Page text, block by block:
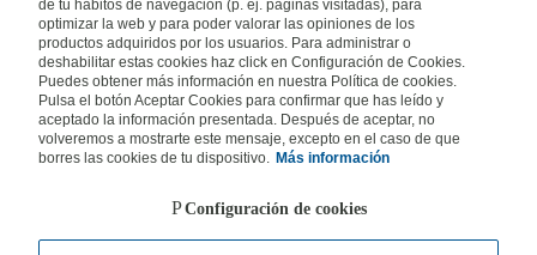
de tu hábitos de navegación (p. ej. páginas visitadas), para
optimizar la web y para poder valorar las opiniones de los
productos adquiridos por los usuarios. Para administrar o
deshabilitar estas cookies haz click en Configuración de Cookies.
Puedes obtener más información en nuestra Política de cookies.
Pulsa el botón Aceptar Cookies para confirmar que has leído y
aceptado la información presentada. Después de aceptar, no
volveremos a mostrarte este mensaje, excepto en el caso de que
borres las cookies de tu dispositivo. Más información
Configuración de cookies